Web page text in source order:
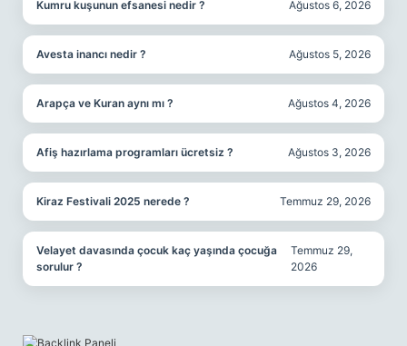
Kumru kuşunun efsanesi nedir ? Ağustos 6, 2026
Avesta inancı nedir ? Ağustos 5, 2026
Arapça ve Kuran aynı mı ? Ağustos 4, 2026
Afiş hazırlama programları ücretsiz ? Ağustos 3, 2026
Kiraz Festivali 2025 nerede ? Temmuz 29, 2026
Velayet davasında çocuk kaç yaşında çocuğa
sorulur ?
Temmuz 29,
2026